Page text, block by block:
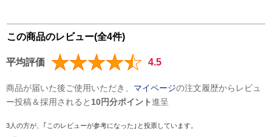
この商品のレビュー(全4件)
平均評価 4.5
商品が届いた後ご使用いただき、 マイページの注文履歴からレビュ
ー投稿＆採用されると 10円分ポイント進呈
3人の方が、｢このレビューが参考になった｣と投票しています。